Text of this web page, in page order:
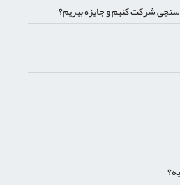
شرکت کنیم و جایزه ببریم؟